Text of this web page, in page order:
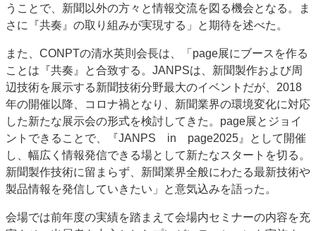
うことで、新聞以外の方々と情報交流を図る機会となる。ま
さに『共奏』の取り組みが実現する」と期待を述べた。
また、CONPTの清水英則会長は、「page展にブースを作る
ことは『共奏』と合致する。JANPSは、新聞製作および周
辺技術を展示する新聞技術分野最大のイベントだが、2018
年の開催以降、コロナ禍となり、新聞業界の環境変化に対応
した新たな展示会の形式を検討してきた。page展とジョイ
ントできることで、『JANPS in page2025』として開催
し、幅広く情報発信できる場として新たなスタートを切る。
新聞製作技術に留まらず、新聞業界全般にわたる最新技術や
製品情報を発信していきたい」と意気込みを語った。
会場では前年度の実績を踏まえて会場内セミナーの内容を充